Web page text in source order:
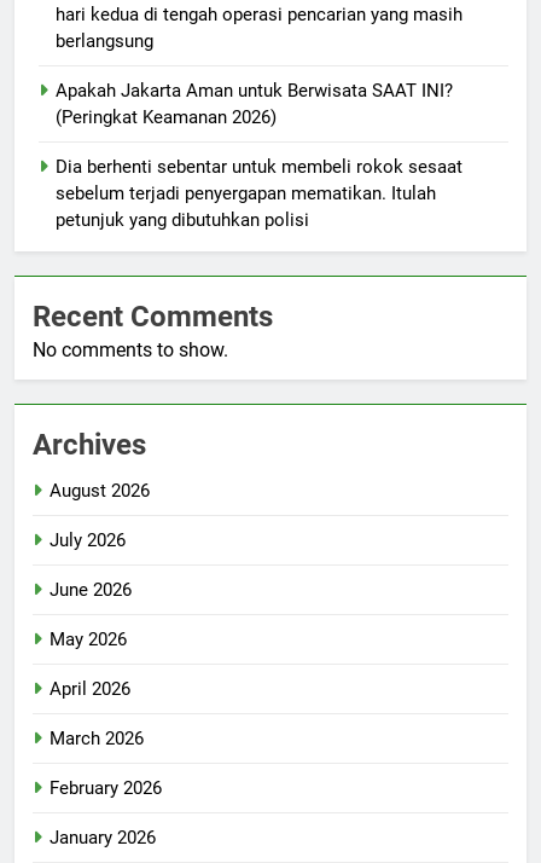
hari kedua di tengah operasi pencarian yang masih
berlangsung
Apakah Jakarta Aman untuk Berwisata SAAT INI?
(Peringkat Keamanan 2026)
Dia berhenti sebentar untuk membeli rokok sesaat
sebelum terjadi penyergapan mematikan. Itulah
petunjuk yang dibutuhkan polisi
Recent Comments
No comments to show.
Archives
August 2026
July 2026
June 2026
May 2026
April 2026
March 2026
February 2026
January 2026